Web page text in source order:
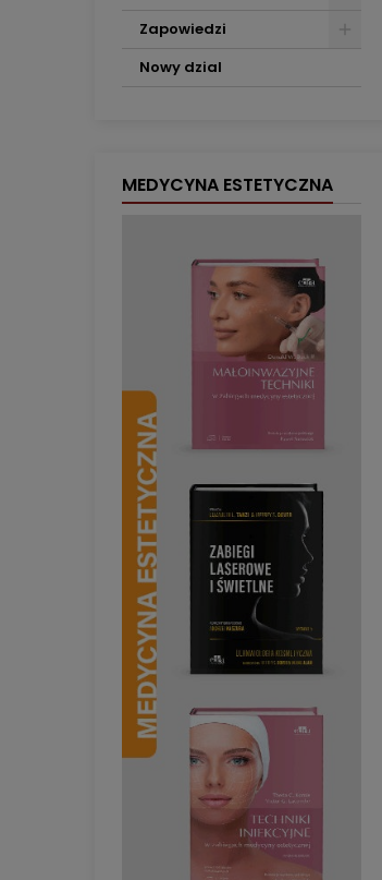
Zapowiedzi
Nowy dzial
MEDYCYNA ESTETYCZNA